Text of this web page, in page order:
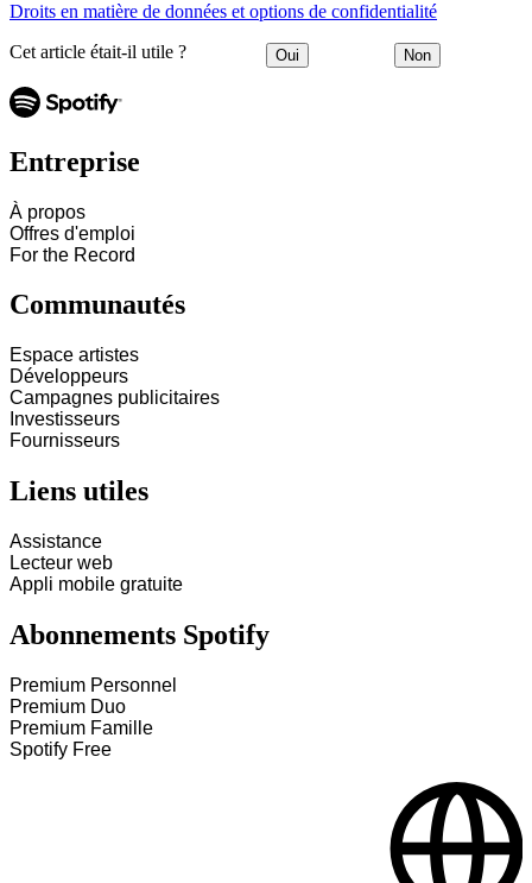
Droits en matière de données et options de confidentialité
Cet article était-il utile ? Oui Non
Entreprise
À propos
Offres d'emploi
For the Record
Communautés
Espace artistes
Développeurs
Campagnes publicitaires
Investisseurs
Fournisseurs
Liens utiles
Assistance
Lecteur web
Appli mobile gratuite
Abonnements Spotify
Premium Personnel
Premium Duo
Premium Famille
Spotify Free